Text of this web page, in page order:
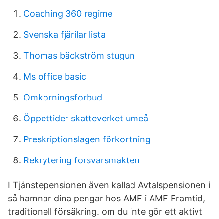
Coaching 360 regime
Svenska fjärilar lista
Thomas bäckström stugun
Ms office basic
Omkorningsforbud
Öppettider skatteverket umeå
Preskriptionslagen förkortning
Rekrytering forsvarsmakten
I Tjänstepensionen även kallad Avtalspensionen i
så hamnar dina pengar hos AMF i AMF Framtid,
traditionell försäkring. om du inte gör ett aktivt